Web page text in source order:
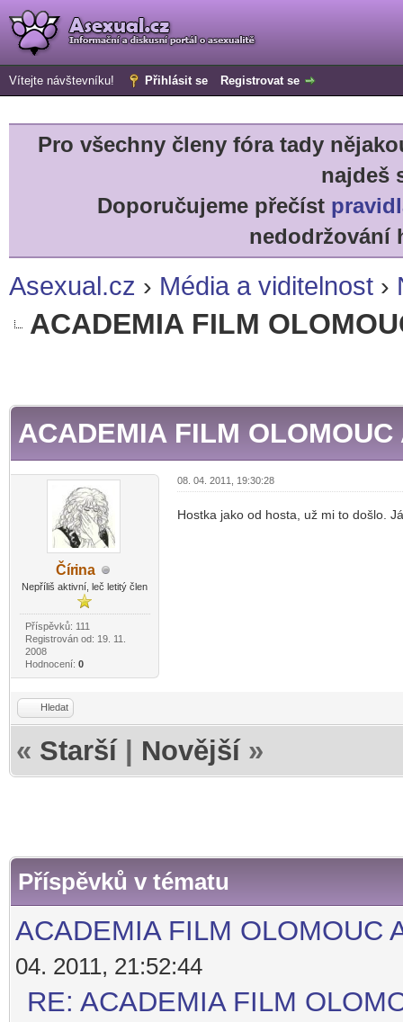
Vítejte návštevníku! Přihlásit se Registrovat se
Pro všechny členy fóra tady
najdeš
Doporučujeme přečíst
nedodržování
Asexual.cz › Média a viditelnost ›
ACADEMIA FILM
ACADEMIA FILM
Čírina
Nepříliš aktivní, leč letitý člen
Příspěvků: 111
Registrován od: 19. 11.
2008
Hodnocení: 0
08. 04. 2011, 19:30:28
Hostka jako od hosta, už mi to došlo.
Hledat
« Starší Novější »
Příspěvků v tématu
ACADEMIA FILM OLOMOUC
04. 2011, 21:52:44
RE: ACADEMIA FILM